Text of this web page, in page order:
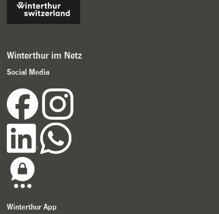
Winterthur im Netz
Social Media
Winterthur App